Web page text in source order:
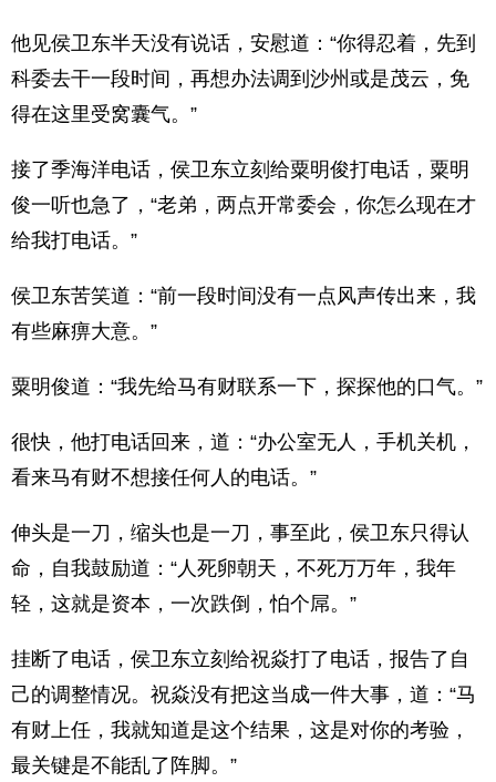
他见侯卫东半天没有说话，安慰道：“你得忍着，先到
科委去干一段时间，再想办法调到沙州或是茂云，免
得在这里受窝囊气。”
接了季海洋电话，侯卫东立刻给粟明俊打电话，粟明
俊一听也急了，“老弟，两点开常委会，你怎么现在才
给我打电话。”
侯卫东苦笑道：“前一段时间没有一点风声传出来，我
有些麻痹大意。”
粟明俊道：“我先给马有财联系一下，探探他的口气。”
很快，他打电话回来，道：“办公室无人，手机关机，
看来马有财不想接任何人的电话。”
伸头是一刀，缩头也是一刀，事至此，侯卫东只得认
命，自我鼓励道：“人死卵朝天，不死万万年，我年
轻，这就是资本，一次跌倒，怕个屌。”
挂断了电话，侯卫东立刻给祝焱打了电话，报告了自
己的调整情况。祝焱没有把这当成一件大事，道：“马
有财上任，我就知道是这个结果，这是对你的考验，
最关键是不能乱了阵脚。”